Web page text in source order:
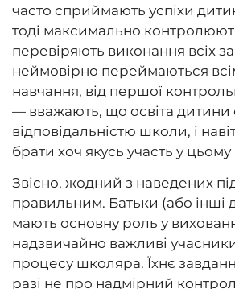
часто сприймають успіхи
тоді максимально контролюють
перевіряють виконання всіх
неймовірно переймаються
навчання, від першої
— вважають, що освіта дитини
відповідальністю школи, і
брати хоч якусь участь у
Звісно, жодний з наведених
правильним. Батьки (або інші
мають основну роль у
надзвичайно важливі
процесу школяра. Їхнє
разі не про надмірний